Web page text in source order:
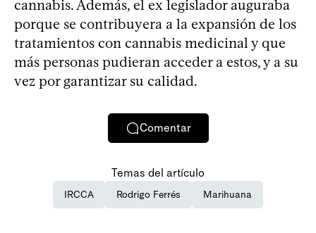
cannabis. Además, el ex legislador auguraba
porque se contribuyera a la expansión de los
tratamientos con cannabis medicinal y que
más personas pudieran acceder a estos, y a su
vez por garantizar su calidad.
Comentar
Temas del artículo
IRCCA Rodrigo Ferrés Marihuana